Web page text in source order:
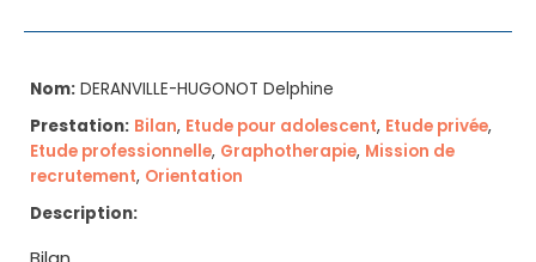
Nom: DERANVILLE-HUGONOT Delphine
Prestation: Bilan, Etude pour adolescent, Etude privée,
Etude professionnelle, Graphotherapie, Mission de
recrutement, Orientation
Description: